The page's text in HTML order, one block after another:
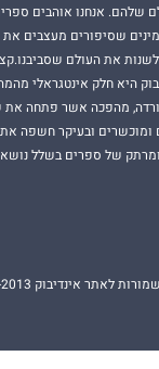
שלהם. אנחנו אוהבים
שסיפורים מעצבים את
את העולם
היא חלק אינטגראלי
מהפכה אשר פתחה את
ומוכשרים ובעיקר חשפה
של ספרים בשלל
לאתר אינדיבוק 2013- 2026